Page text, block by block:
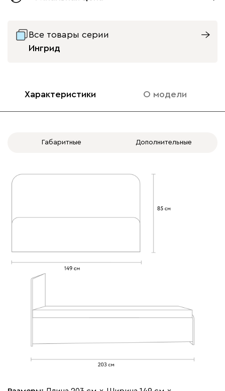
Все товары серии
Ингрид
Характеристики О модели
Габаритные Дополнительные